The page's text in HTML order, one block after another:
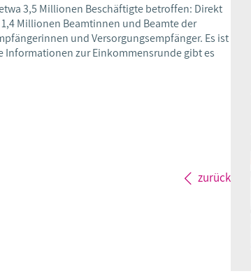
3,5 Millionen Beschäftigte betroffen: Direkt
Millionen Beamtinnen und Beamte der
und Versorgungsempfänger. Es ist
Informationen zur Einkommensrunde gibt es
zurück